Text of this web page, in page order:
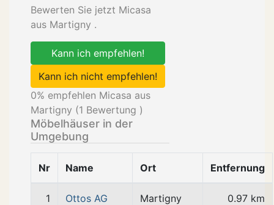
Bewerten Sie jetzt Micasa
aus Martigny .
Kann ich empfehlen!
Kann ich nicht empfehlen!
0% empfehlen Micasa aus
Martigny (1 Bewertung )
Möbelhäuser in der
Umgebung
Nr Name Ort Entfernung
1 Ottos AG Martigny 0.97 km